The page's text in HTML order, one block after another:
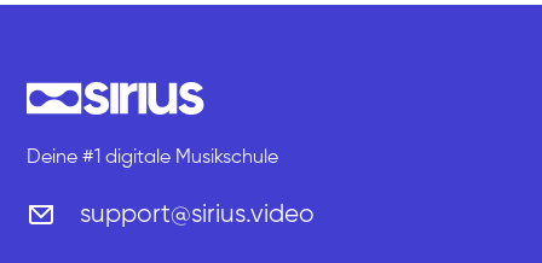
Deine #1 digitale Musikschule
support@sirius.video